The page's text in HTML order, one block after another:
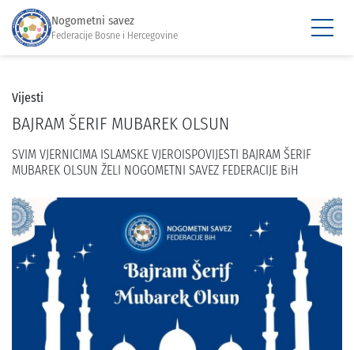
Nogometni savez
Federacije Bosne i Hercegovine
Vijesti
BAJRAM ŠERIF MUBAREK OLSUN
SVIM VJERNICIMA ISLAMSKE VJEROISPOVIJESTI BAJRAM ŠERIF
MUBAREK OLSUN ŽELI NOGOMETNI SAVEZ FEDERACIJE BiH